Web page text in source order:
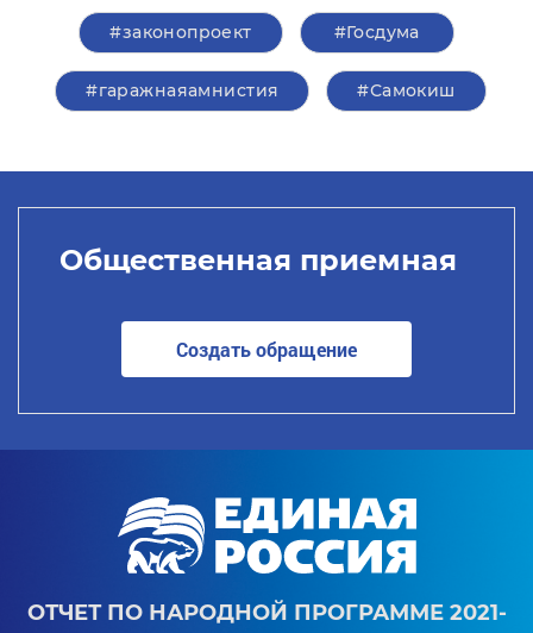
#законопроект #Госдума
#гаражнаяамнистия #Самокиш
Общественная приемная
Создать обращение
ОТЧЕТ ПО НАРОДНОЙ ПРОГРАММЕ 2021-